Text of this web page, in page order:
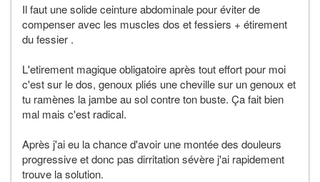
Il faut une solide ceinture abdominale pour éviter de
compenser avec les muscles dos et fessiers + étirement
du fessier .
L'etirement magique obligatoire après tout effort pour moi
c'est sur le dos, genoux pliés une cheville sur un genoux et
tu ramènes la jambe au sol contre ton buste. Ça fait bien
mal mais c'est radical.
Après j'ai eu la chance d'avoir une montée des douleurs
progressive et donc pas dirritation sévère j'ai rapidement
trouve la solution.